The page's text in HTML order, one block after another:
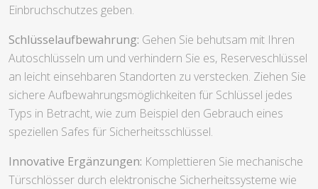
Einbruchschutzes geben.
Schlüsselaufbewahrung: Gehen Sie behutsam mit Ihren
Autoschlüsseln um und verhindern Sie es, Reserveschlüssel
an leicht einsehbaren Standorten zu verstecken. Ziehen Sie
sichere Aufbewahrungsmöglichkeiten für Schlüssel jedes
Typs in Betracht, wie zum Beispiel den Gebrauch eines
speziellen Safes für Sicherheitsschlüssel.
Innovative Ergänzungen: Komplettieren Sie mechanische
Türschlösser durch elektronische Sicherheitssysteme wie